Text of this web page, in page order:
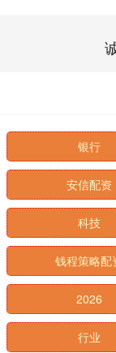
银行
安信配资
科技
钱程策略配
2026
行业